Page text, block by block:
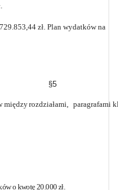
zł. Plan wydatków na
§5
rozdziałami,
paragrafami
o kwotę 20.000 zł.